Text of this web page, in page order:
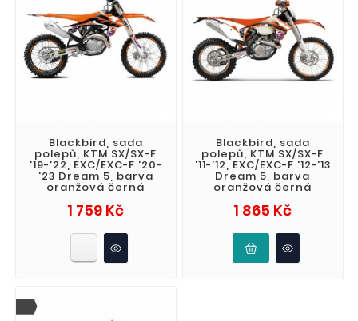
Blackbird, sada
polepů, KTM SX/SX-F
'19-'22, EXC/EXC-F '20-
'23 Dream 5, barva
oranžová černá
1 759 KčCena
Blackbird, sada
polepů, KTM SX/SX-F
'11-'12, EXC/EXC-F '12-'13
Dream 5, barva
oranžová černá
1 865 KčCena